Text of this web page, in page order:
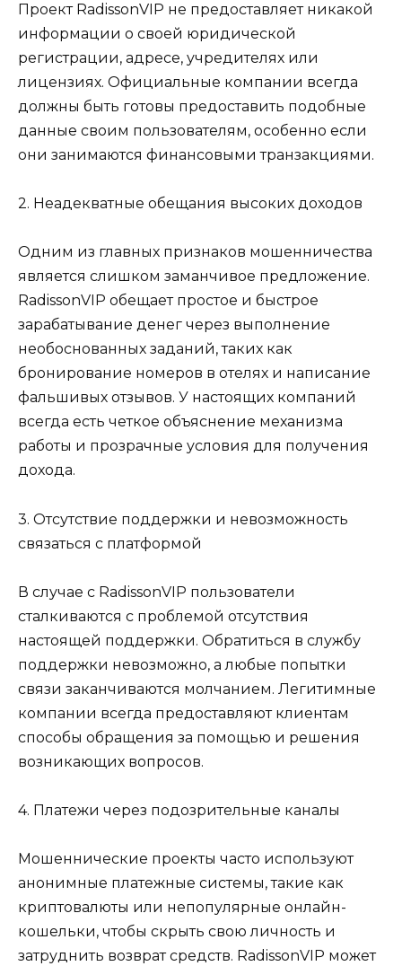
Проект RadissonVIP не предоставляет никакой
информации о своей юридической
регистрации, адресе, учредителях или
лицензиях. Официальные компании всегда
должны быть готовы предоставить подобные
данные своим пользователям, особенно если
они занимаются финансовыми транзакциями.
2. Неадекватные обещания высоких доходов
Одним из главных признаков мошенничества
является слишком заманчивое предложение.
RadissonVIP обещает простое и быстрое
зарабатывание денег через выполнение
необоснованных заданий, таких как
бронирование номеров в отелях и написание
фальшивых отзывов. У настоящих компаний
всегда есть четкое объяснение механизма
работы и прозрачные условия для получения
дохода.
3. Отсутствие поддержки и невозможность
связаться с платформой
В случае с RadissonVIP пользователи
сталкиваются с проблемой отсутствия
настоящей поддержки. Обратиться в службу
поддержки невозможно, а любые попытки
связи заканчиваются молчанием. Легитимные
компании всегда предоставляют клиентам
способы обращения за помощью и решения
возникающих вопросов.
4. Платежи через подозрительные каналы
Мошеннические проекты часто используют
анонимные платежные системы, такие как
криптовалюты или непопулярные онлайн-
кошельки, чтобы скрыть свою личность и
затруднить возврат средств. RadissonVIP может